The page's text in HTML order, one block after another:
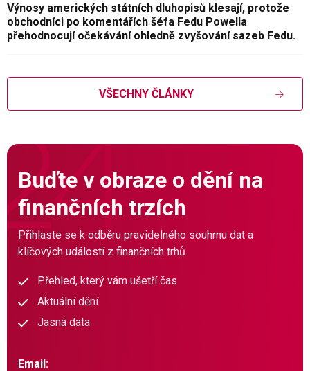
Výnosy amerických státních dluhopisů klesají, protože
obchodníci po komentářích šéfa Fedu Powella
přehodnocují očekávání ohledně zvyšování sazeb Fedu.
VŠECHNY ČLÁNKY
Buďte v obraze o dění na
finančních trzích
Přihlaste se k odběru pravidelného souhrnu dat a
klíčových událostí z finančních trhů.
Přehled, který vám ušetří čas
Aktuální dění
Jasná data
Email: